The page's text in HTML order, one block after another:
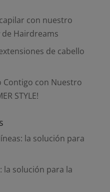
con nuestro
Hairdreams
de cabello
Contigo con Nuestro
STYLE!
la solución para
la solución para la